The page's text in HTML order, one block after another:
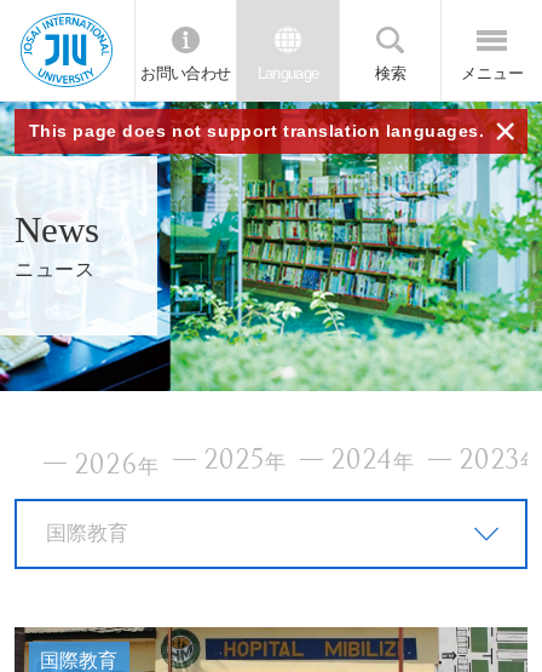
JIU
城西
国際
大学
お問い合わせ Language 検索 メニュー
This page does not support translation languages. ×
News
ニュース
2026年 2025年 2024年 2023年
国際教育
国際教育